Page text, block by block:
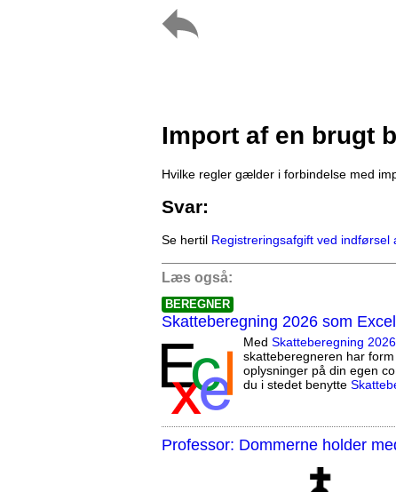
Import af en brugt
Hvilke regler gælder i forbindelse med
Svar:
Se hertil Registreringsafgift ved indførsel
Læs også:
BEREGNER
Skatteberegning 2026 som
Med Skatteberegning 2026
skatteberegneren har
oplysninger på din egen
du i stedet benytte
Professor: Dommerne holder